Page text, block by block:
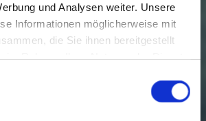
und Analysen weiter. Unsere
Informationen möglicherweise mit
die Sie ihnen bereitgestellt
im Rahmen Ihrer Nutzung der Dienste
unsere Webseite weiterhin nutzen.